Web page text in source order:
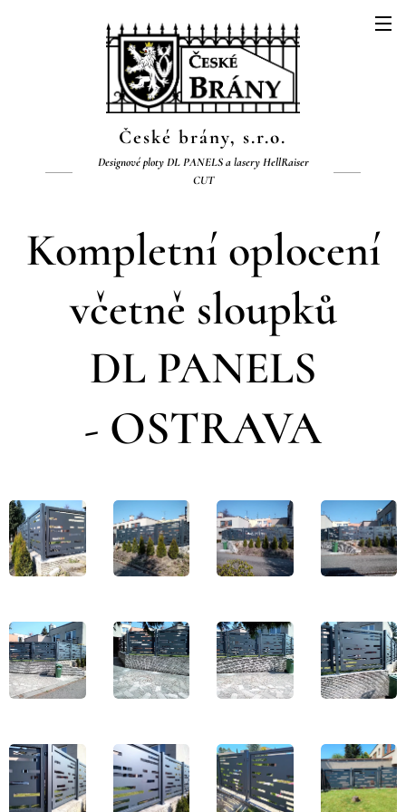
České brány, s.r.o.
Designové ploty DL PANELS a lasery HellRaiser
CUT
Kompletní oplocení
včetně sloupků
DL PANELS
- OSTRAVA